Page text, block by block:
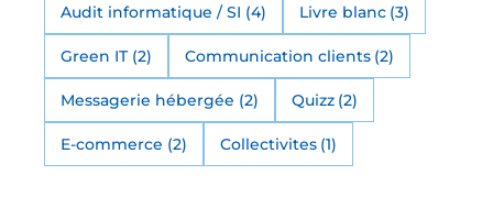
Audit informatique / SI (4) Livre blanc (3)
Green IT (2) Communication clients (2)
Messagerie hébergée (2) Quizz (2)
E-commerce (2) Collectivites (1)